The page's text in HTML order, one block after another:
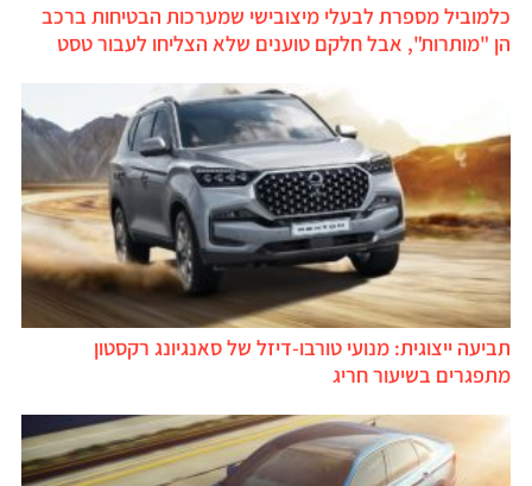
כלמוביל מספרת לבעלי מיצובישי שמערכות הבטיחות ברכב
הן "מותרות", אבל חלקם טוענים שלא הצליחו לעבור טסט
תביעה ייצוגית: מנועי טורבו-דיזל של סאנגיונג רקסטון
מתפגרים בשיעור חריג